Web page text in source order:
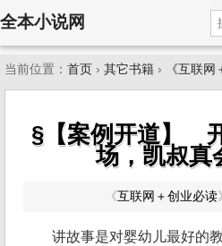
全本小说网
当前位置： 首页 › 其它书籍 › 《互联网
§【案例开道】
场，凯叔真
《互联网＋创业必读
讲故事是对婴幼儿最好的